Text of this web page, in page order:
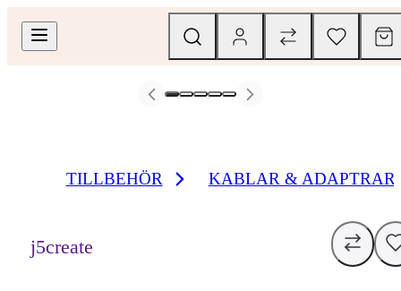
TILLBEHÖR KABLAR & ADAPTRAR
j5create